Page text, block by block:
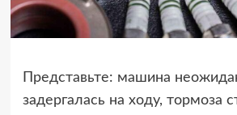
Представьте: машина
задергалась на ходу, тормоза